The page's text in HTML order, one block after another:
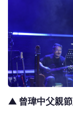
▲ 曾瑋中父親節